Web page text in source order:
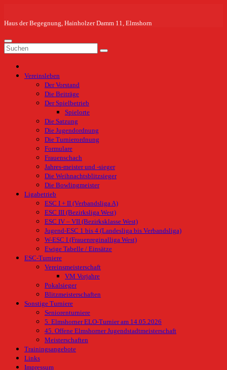
springen
Haus der Begegnung, Hainholzer Damm 11, Elmshorn
Vereinsleben
Der Vorstand
Die Beiträge
Der Spielbetrieb
Spielorte
Die Satzung
Die Jugendordnung
Die Turnierordnung
Formulare
Frauenschach
Jahres-meister und -sieger
Die Weihnachtsblitzsieger
Die Bowlingmeister
Ligabetrieb
ESC I + II (Verbandsliga A)
ESC III (Bezirksliga West)
ESC IV – VII (Bezirksklasse West)
Jugend-ESC 1 bis 4 (Landesliga bis Verbandsliga)
W-ESC I (Frauenreginalliga West)
Ewige Tabelle / Einsätze
ESC-Turniere
Vereinsmeisterschaft
VM Vorjahre
Pokalsieger
Blitzmeisterschaften
Sonstige Turniere
Seniorenturniere
5. Elmshorner ELO-Turnier am 14.05.2026
45. Offene Elmshorner Jugendstadtmeisterschaft
Meisterschaften
Trainingsangebote
Links
Impressum